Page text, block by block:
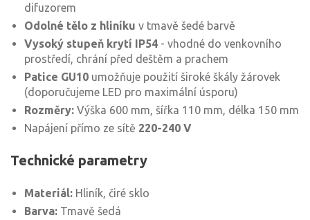
difuzorem
Odolné tělo z hliníku v tmavě šedé barvě
Vysoký stupeň krytí IP54 - vhodné do venkovního
prostředí, chrání před deštěm a prachem
Patice GU10 umožňuje použití široké škály žárovek
(doporučujeme LED pro maximální úsporu)
Rozměry: Výška 600 mm, šířka 110 mm, délka 150 mm
Napájení přímo ze sítě 220-240 V
Technické parametry
Materiál: Hliník, čiré sklo
Barva: Tmavě šedá